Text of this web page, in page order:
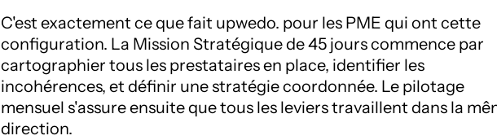
C'est exactement ce que fait upwedo. pour les PME qui ont cette
configuration. La Mission Stratégique de 45 jours commence par
cartographier tous les prestataires en place, identifier les
incohérences, et définir une stratégie coordonnée. Le pilotage
mensuel s'assure ensuite que tous les leviers travaillent dans la
direction.